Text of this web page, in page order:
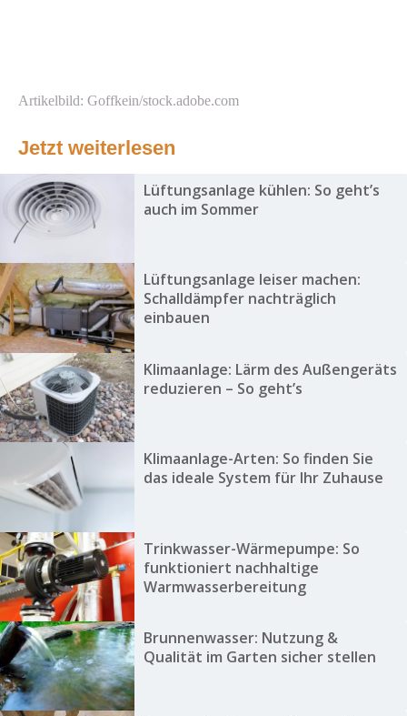
Artikelbild: Goffkein/stock.adobe.com
Jetzt weiterlesen
Lüftungsanlage kühlen: So geht’s
auch im Sommer
Lüftungsanlage leiser machen:
Schalldämpfer nachträglich
einbauen
Klimaanlage: Lärm des Außengeräts
reduzieren – So geht’s
Klimaanlage-Arten: So finden Sie
das ideale System für Ihr Zuhause
Trinkwasser-Wärmepumpe: So
funktioniert nachhaltige
Warmwasserbereitung
Brunnenwasser: Nutzung &
Qualität im Garten sicher stellen